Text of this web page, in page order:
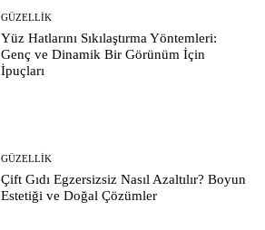
GÜZELLIK
Yüz Hatlarını Sıkılaştırma Yöntemleri:
Genç ve Dinamik Bir Görünüm İçin
İpuçları
GÜZELLIK
Çift Gıdı Egzersizsiz Nasıl Azaltılır? Boyun
Estetiği ve Doğal Çözümler